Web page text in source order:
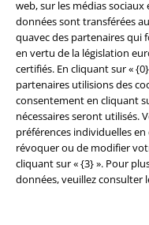
web, sur les médias sociaux
données sont transférées
quavec des partenaires qui
en vertu de la législation
certifiés. En cliquant sur «
partenaires utilisions des
consentement en cliquant
nécessaires seront utilisés.
préférences individuelles
révoquer ou de modifier
cliquant sur « {3} ». Pour
données, veuillez consulter